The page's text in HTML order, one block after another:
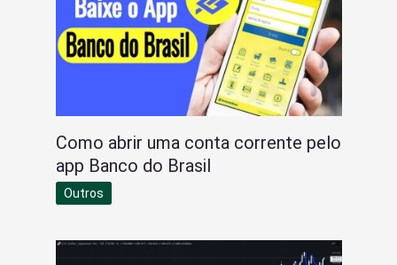
Como abrir uma conta corrente pelo
app Banco do Brasil
Outros